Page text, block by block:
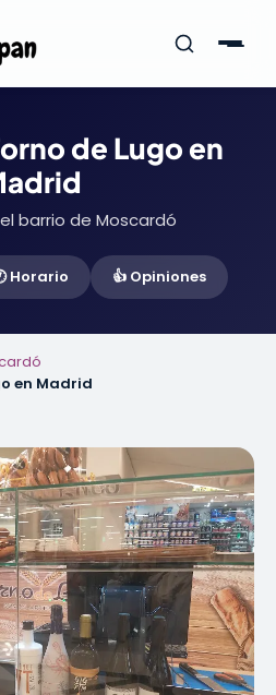
de Lugo en
barrio de Moscardó
Horario 👍 Opiniones
en Madrid